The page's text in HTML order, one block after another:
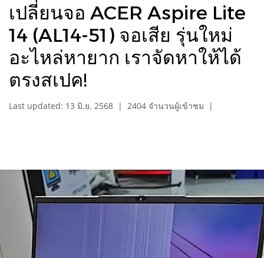
เปลี่ยนจอ ACER Aspire Lite
14 (AL14-51) จอเสีย รุ่นใหม่
อะไหล่หายาก เราจัดหาให้ได้
ตรงสเปค!
Last updated: 13 มิ.ย. 2568 | 2404 จำนวนผู้เข้าชม |